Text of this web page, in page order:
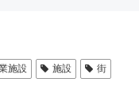
施設 施設 街